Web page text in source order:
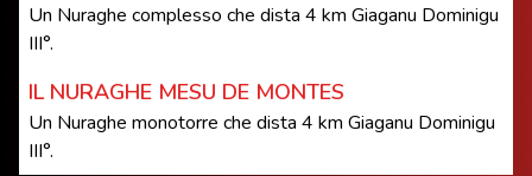
Un Nuraghe complesso che dista 4 km Giaganu Dominigu
III°.
IL NURAGHE MESU DE MONTES
Un Nuraghe monotorre che dista 4 km Giaganu Dominigu
III°.